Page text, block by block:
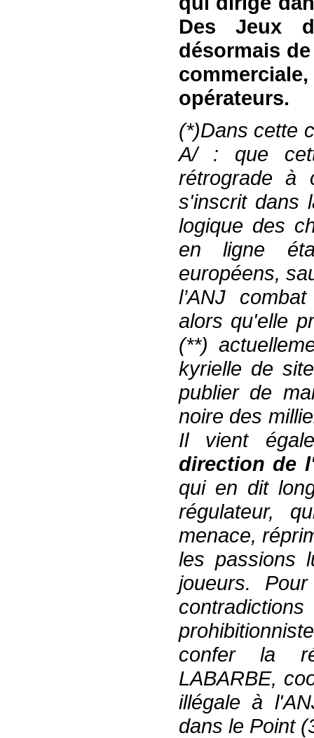
Des Jeux
désormais
commerciale
opérateurs.
(*)Dans cette
A/: que
rétrograde à
s'inscrit dans
logique des
en ligne
européens,
l’ANJ combat
alors qu'elle p
(**)
kyrielle de
publier de
noire des
Il vient
direction de
quien dit
régulateur,
menace,
les passions
joueurs. P
contr
prohibitionniste
confer la
LABARBE,
illégale à
dans le Point